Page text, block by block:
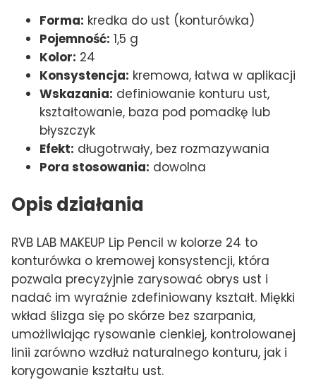
Forma: kredka do ust (konturówka)
Pojemność: 1,5 g
Kolor: 24
Konsystencja: kremowa, łatwa w aplikacji
Wskazania: definiowanie konturu ust,
kształtowanie, baza pod pomadkę lub
błyszczyk
Efekt: długotrwały, bez rozmazywania
Pora stosowania: dowolna
Opis działania
RVB LAB MAKEUP Lip Pencil w kolorze 24 to
konturówka o kremowej konsystencji, która
pozwala precyzyjnie zarysować obrys ust i
nadać im wyraźnie zdefiniowany kształt. Miękki
wkład ślizga się po skórze bez szarpania,
umożliwiając rysowanie cienkiej, kontrolowanej
linii zarówno wzdłuż naturalnego konturu, jak i
korygowanie kształtu ust.